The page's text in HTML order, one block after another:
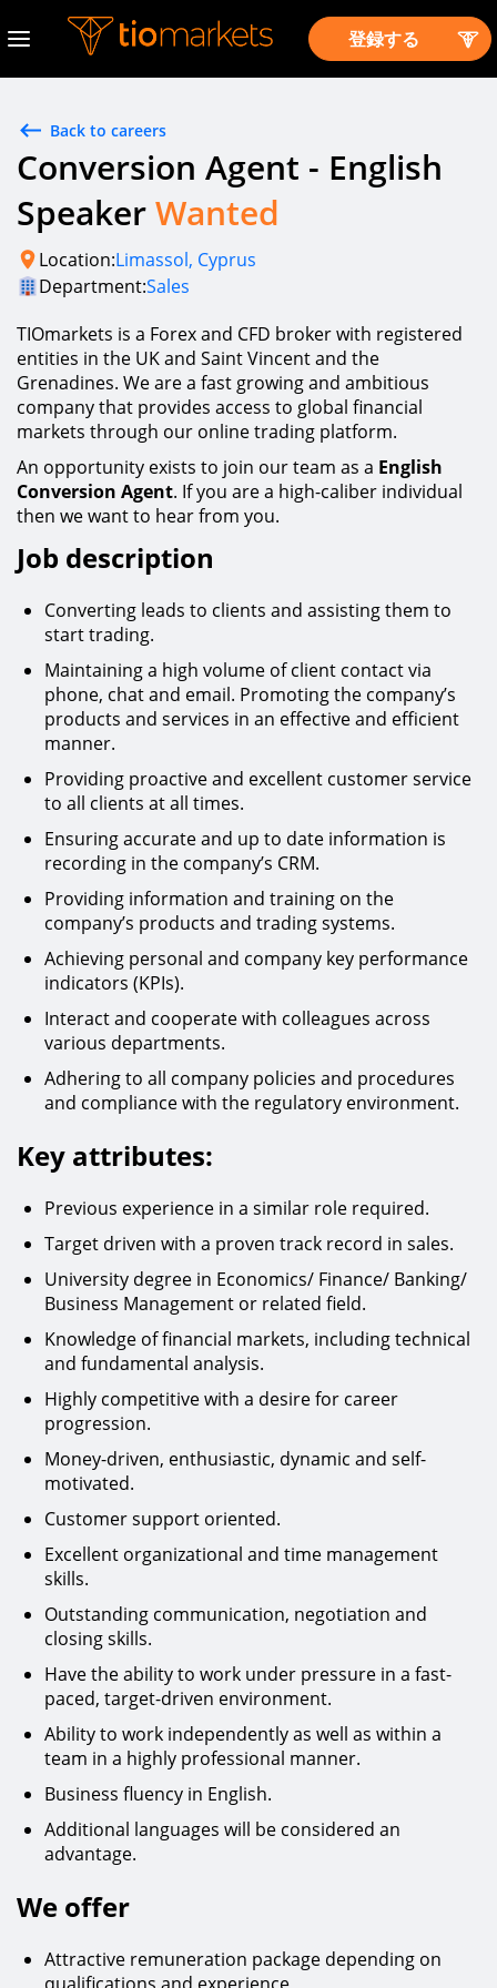
登録する
Back to careers
Conversion Agent - English
SpeakerWanted
Location:Limassol, Cyprus
Department:Sales
TIOmarkets is a Forex and CFD broker with registered
entities in the UK and Saint Vincent and the
Grenadines. We are a fast growing and ambitious
company that provides access to global financial
markets through our online trading platform.
An opportunity exists to join our team as a English
Conversion Agent. If you are a high-caliber individual
then we want to hear from you.
Job description
Converting leads to clients and assisting them to
start trading.
Maintaining a high volume of client contact via
phone, chat and email. Promoting the company’s
products and services in an effective and efficient
manner.
Providing proactive and excellent customer service
to all clients at all times.
Ensuring accurate and up to date information is
recording in the company’s CRM.
Providing information and training on the
company’s products and trading systems.
Achieving personal and company key performance
indicators (KPIs).
Interact and cooperate with colleagues across
various departments.
Adhering to all company policies and procedures
and compliance with the regulatory environment.
Key attributes:
Previous experience in a similar role required.
Target driven with a proven track record in sales.
University degree in Economics/ Finance/ Banking/
Business Management or related field.
Knowledge of financial markets, including technical
and fundamental analysis.
Highly competitive with a desire for career
progression.
Money-driven, enthusiastic, dynamic and self-
motivated.
Customer support oriented.
Excellent organizational and time management
skills.
Outstanding communication, negotiation and
closing skills.
Have the ability to work under pressure in a fast-
paced, target-driven environment.
Ability to work independently as well as within a
team in a highly professional manner.
Business fluency in English.
Additional languages will be considered an
advantage.
We offer
Attractive remuneration package depending on